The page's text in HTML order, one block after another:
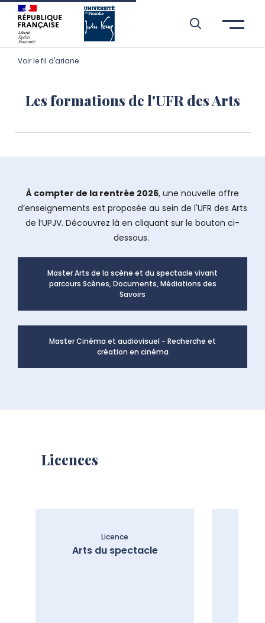
Aller à l’entête de page
Aller au menu principale
Aller au contenu principal
Aller à la recherche
Passer aux cookies
Aller au pied de page
Voir le fil d'ariane
Les formations de l'UFR des Arts
À compter de la rentrée 2026, une nouvelle offre
d’enseignements est proposée au sein de l'UFR des Arts
de l’UPJV. Découvrez là en cliquant sur le bouton ci-
dessous.
Master Arts de la scène et du spectacle vivant
parcours Scènes, Documents, Médiations des
Savoirs
Master Cinéma et audiovisuel - Recherche et
création en cinéma
Licences
Licence
Arts du spectacle